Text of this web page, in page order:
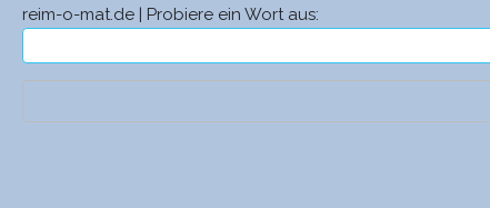
reim-o-mat.de | Probiere ein Wort aus: